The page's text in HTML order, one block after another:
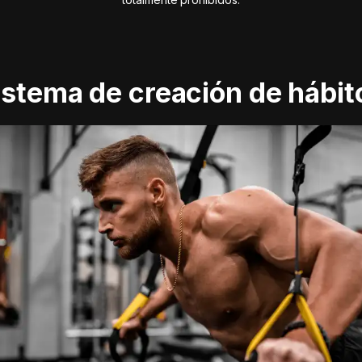
de creación de